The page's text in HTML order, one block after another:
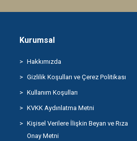
Kurumsal
Hakkımızda
Gizlilik Koşulları ve Çerez Politikası
Kullanım Koşulları
KVKK Aydınlatma Metni
Kişisel Verilere İlişkin Beyan ve Rıza
Onay Metni